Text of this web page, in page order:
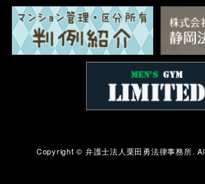
Copyright © 弁護士法人栗田勇法律事務所.